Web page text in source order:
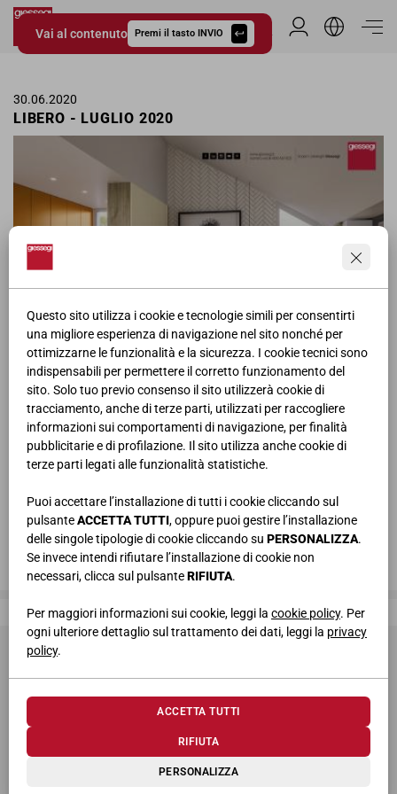
Questo sito utilizza i cookie e tecnologie simili per consentirti
una migliore esperienza di navigazione nel sito nonché per
ottimizzarne le funzionalità e la sicurezza. I cookie tecnici sono
indispensabili per permettere il corretto funzionamento del
sito. Solo tuo previo consenso il sito utilizzerà cookie di
tracciamento, anche di terze parti, utilizzati per raccogliere
informazioni sui comportamenti di navigazione, per finalità
pubblicitarie e di profilazione. Il sito utilizza anche cookie di
terze parti legati alle funzionalità statistiche.
Puoi accettare l’installazione di tutti i cookie cliccando sul
pulsanteACCETTA TUTTI, oppure puoi gestire l’installazione
delle singole tipologie di cookie cliccando su PERSONALIZZA.
Se invece intendi rifiutare l’installazione di cookie non
necessari, clicca sul pulsanteRIFIUTA.
Per maggiori informazioni sui cookie, leggi la cookie policy. Per
ogni ulteriore dettaglio sul trattamento dei dati, leggi la privacy
policy.
PERSONALIZZA
RIFIUTA
ACCETTA TUTTI
Vai al contenuto Premi il tasto INVIO
Giessegi.it
Area Riservata
30.06.2020
LIBERO - LUGLIO 2020
Pagina pubblicitaria delle camerette Giessegi in Libero per il mese di
Luglio.
Giessegi, dove la qualità è di casa
© 2026 Giessegi Industria Mobili S.p.a. P.I. 00642760433
Via Bramante 39, 62010 Appignano MC (Italia)